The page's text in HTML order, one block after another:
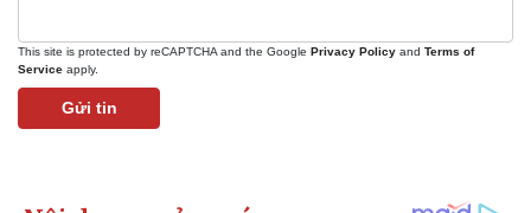
This site is protected by reCAPTCHA and the Google Privacy Policy and Terms of
Service apply.
Gửi tin